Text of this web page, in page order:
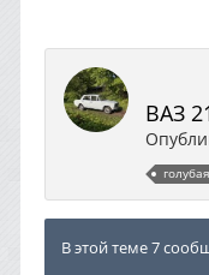
ВАЗ
В этой теме 7